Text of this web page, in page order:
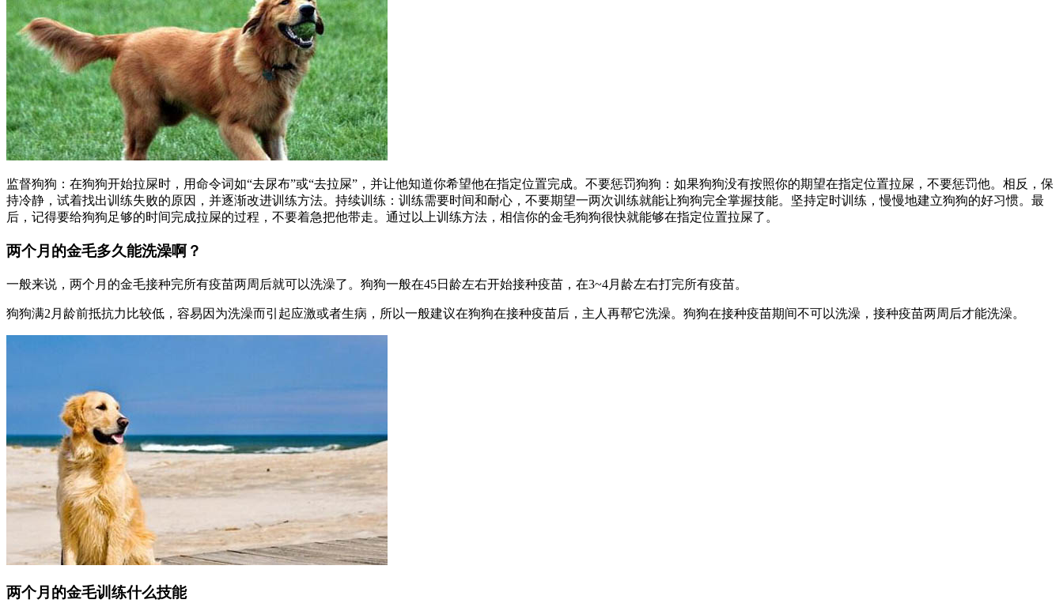
监督狗狗：在狗狗开始拉屎时，用命令词如“去尿布”或“去拉屎”，并让他知道你希望他在指定位置完成。不要惩罚狗狗：如果狗狗没有按照你的期望在指定位置拉屎，不要惩罚他。相反，保
持冷静，试着找出训练失败的原因，并逐渐改进训练方法。持续训练：训练需要时间和耐心，不要期望一两次训练就能让狗狗完全掌握技能。坚持定时训练，慢慢地建立狗狗的好习惯。最
后，记得要给狗狗足够的时间完成拉屎的过程，不要着急把他带走。通过以上训练方法，相信你的金毛狗狗很快就能够在指定位置拉屎了。
两个月的金毛多久能洗澡啊？
一般来说，两个月的金毛接种完所有疫苗两周后就可以洗澡了。狗狗一般在45日龄左右开始接种疫苗，在3~4月龄左右打完所有疫苗。
狗狗满2月龄前抵抗力比较低，容易因为洗澡而引起应激或者生病，所以一般建议在狗狗在接种疫苗后，主人再帮它洗澡。狗狗在接种疫苗期间不可以洗澡，接种疫苗两周后才能洗澡。
两个月的金毛训练什么技能